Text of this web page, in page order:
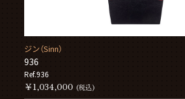
ジン（Sinn）
936
Ref.936
￥1,034,000 (税込)